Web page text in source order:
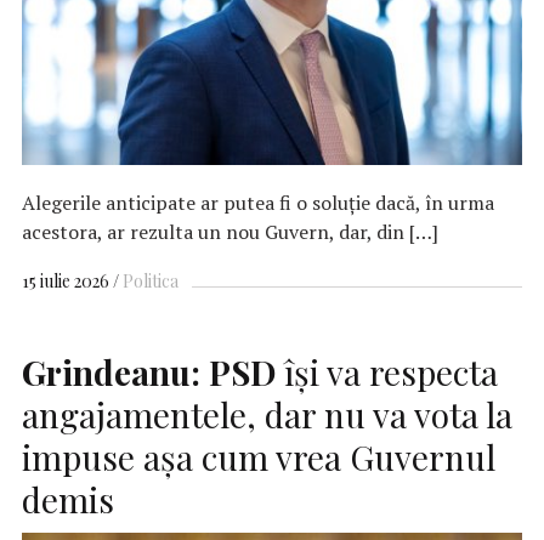
Alegerile anticipate ar putea fi o soluţie dacă, în urma
acestora, ar rezulta un nou Guvern, dar, din […]
15 iulie 2026 Politica
Grindeanu: PSDîşi va respecta
angajamentele, dar nu va vota la
impuse aşa cum vrea Guvernul
demis